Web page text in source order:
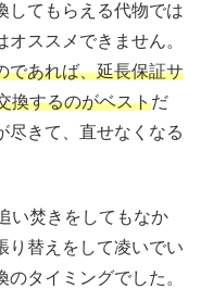
してもらえる代物では
ススメできません。
であれば、延長保証サ
換するのがベストだ
尽きて、直せなくなる
い焚きをしてもなか
り替えをして凌いでい
タイミングでした。